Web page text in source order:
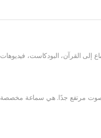
إلى القرآن، البودكاست، فيديوهات
عن صوت مرتفع جدًا. هي سماعة مخصصة